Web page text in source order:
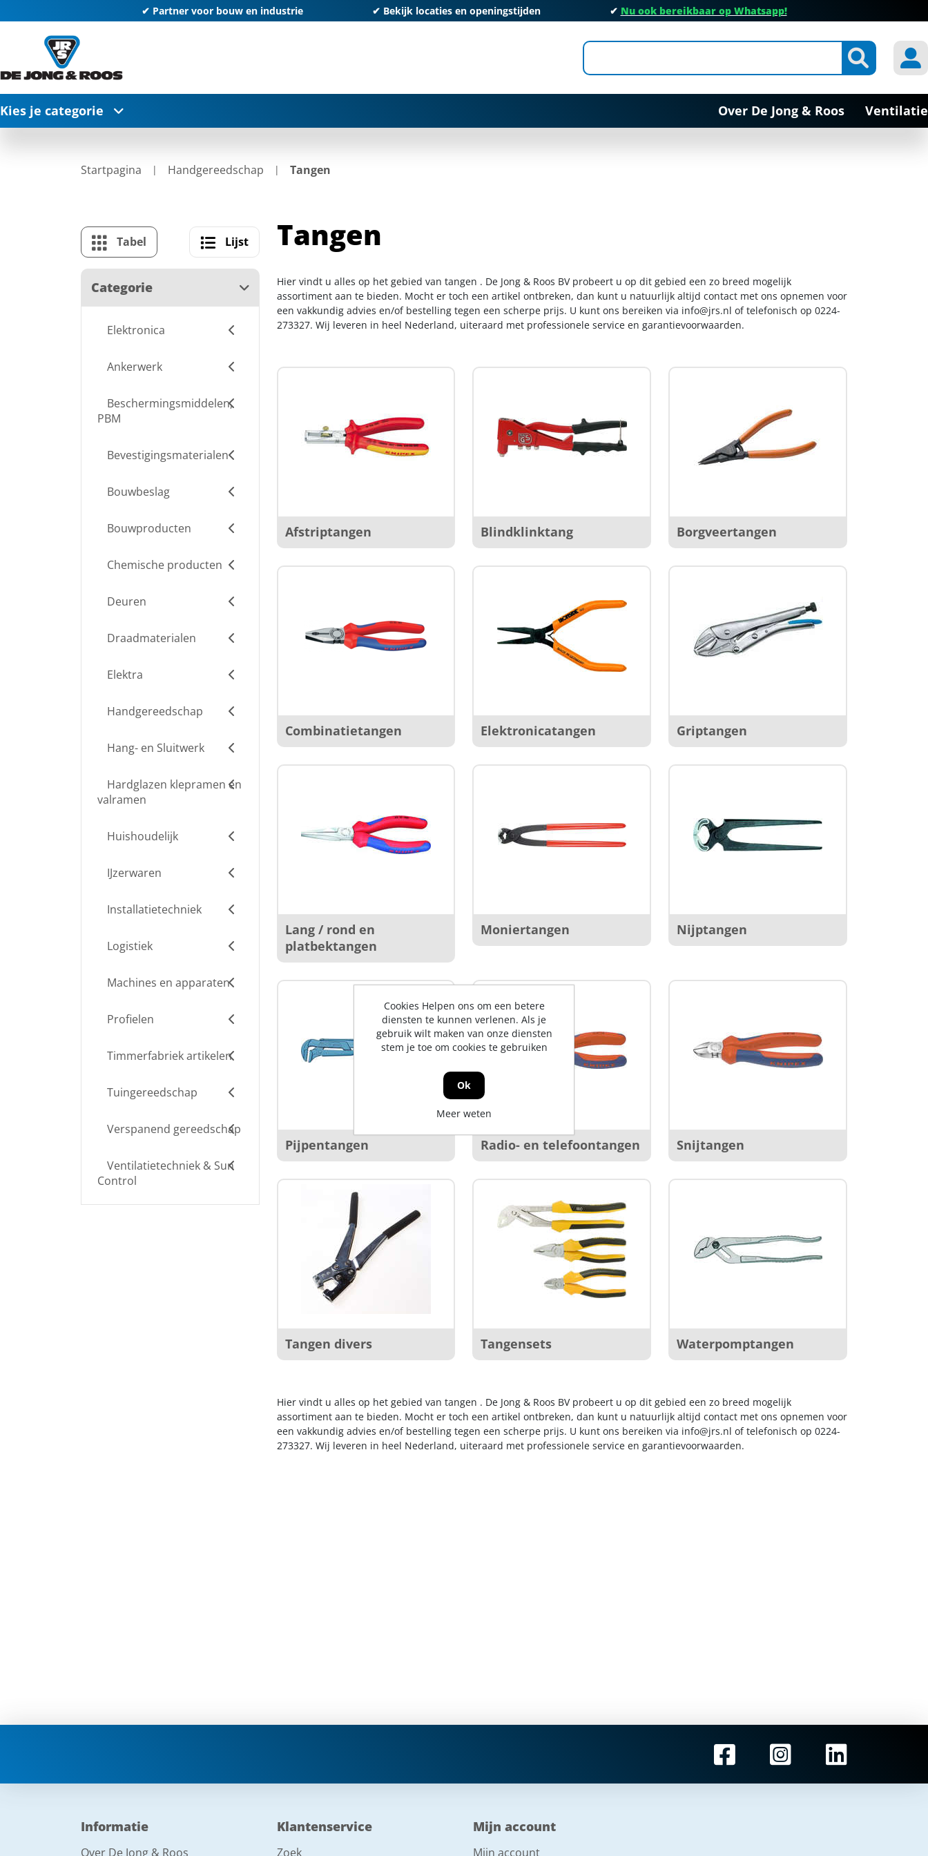
✔ Partner voor bouw en industrie ✔ Bekijk locaties en openingstijden ✔ Nu ook bereikbaar op Whatsapp!
Kies je categorie Over De Jong & Roos Ventilatie
Startpagina Handgereedschap Tangen
Tabel Lijst
Categorie
Elektronica
Ankerwerk
Beschermingsmiddelen,
PBM
Bevestigingsmaterialen
Bouwbeslag
Bouwproducten
Chemische producten
Deuren
Draadmaterialen
Elektra
Handgereedschap
Hang- en Sluitwerk
Hardglazen klepramen en
valramen
Huishoudelijk
IJzerwaren
Installatietechniek
Logistiek
Machines en apparaten
Profielen
Timmerfabriek artikelen
Tuingereedschap
Verspanend gereedschap
Ventilatietechniek & Sun
Control
Tangen
Hier vindt u alles op het gebied van tangen . De Jong & Roos BV probeert u op dit gebied een zo breed mogelijk
assortiment aan te bieden. Mocht er toch een artikel ontbreken, dan kunt u natuurlijk altijd contact met ons opnemen voor
een vakkundig advies en/of bestelling tegen een scherpe prijs. U kunt ons bereiken via info@jrs.nl of telefonisch op 0224-
273327. Wij leveren in heel Nederland, uiteraard met professionele service en garantievoorwaarden.
Afstriptangen Blindklinktang Borgveertangen
Combinatietangen Elektronicatangen Griptangen
Lang / rond en
platbektangen
Moniertangen Nijptangen
Pijpentangen Radio- en telefoontangen Snijtangen
Tangen divers Tangensets Waterpomptangen
Hier vindt u alles op het gebied van tangen . De Jong & Roos BV probeert u op dit gebied een zo breed mogelijk
assortiment aan te bieden. Mocht er toch een artikel ontbreken, dan kunt u natuurlijk altijd contact met ons opnemen voor
een vakkundig advies en/of bestelling tegen een scherpe prijs. U kunt ons bereiken via info@jrs.nl of telefonisch op 0224-
273327. Wij leveren in heel Nederland, uiteraard met professionele service en garantievoorwaarden.
Informatie
Over De Jong & Roos
Klantenservice
Zoek
Mijn account
Mijn account
Cookies Helpen ons om een betere
diensten te kunnen verlenen. Als je
gebruik wilt maken van onze diensten
stem je toe om cookies te gebruiken
Ok
Meer weten